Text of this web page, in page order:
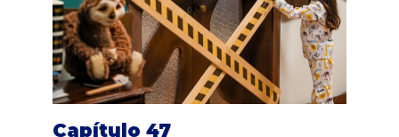
Capítulo 47